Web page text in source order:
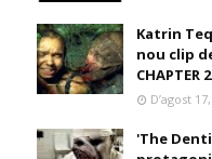
Katrin
nou clip
CHAPTER 2
D’agost
'The